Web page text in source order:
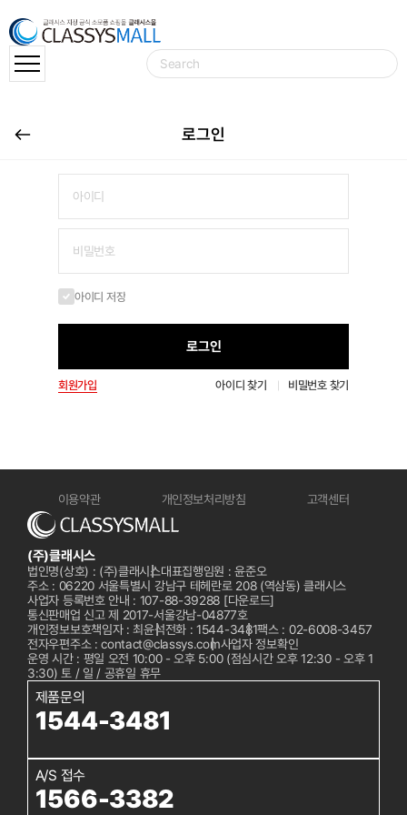
로그인
아이디 저장
로그인
회원가입 아이디 찾기 비밀번호 찾기
이용약관 개인정보처리방침 고객센터
(주)클래시스
법인명(상호) : (주)클래시스대표집행임원 : 윤준오
주소 : 06220 서울특별시 강남구 테헤란로 208 (역삼동) 클래시스
사업자 등록번호 안내 : 107-88-39288 [다운로드]
통신판매업 신고 제 2017-서울강남-04877호
개인정보보호책임자 : 최윤석전화 : 1544-3481팩스 : 02-6008-3457
전자우편주소 : contact@classys.com사업자 정보확인
운영 시간 : 평일 오전 10:00 - 오후 5:00 (점심시간 오후 12:30 - 오후 1
3:30) 토 / 일 / 공휴일 휴무
제품문의
1544-3481
A/S 접수
1566-3382